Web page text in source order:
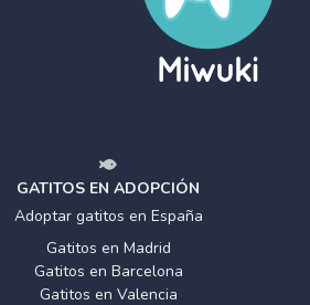
GATITOS EN ADOPCIÓN
Adoptar gatitos en España
Gatitos en Madrid
Gatitos en Barcelona
Gatitos en Valencia